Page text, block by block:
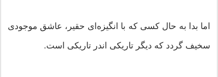
اما بدا به حال کسی که با انگیزه‌ای حقیر، عاشق موجودی
سخیف گردد که دیگر تاریکی اندر تاریکی است.